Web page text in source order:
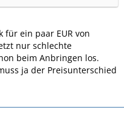
ein paar EUR von
nur schlechte
beim Anbringen los.
ja der Preisunterschied